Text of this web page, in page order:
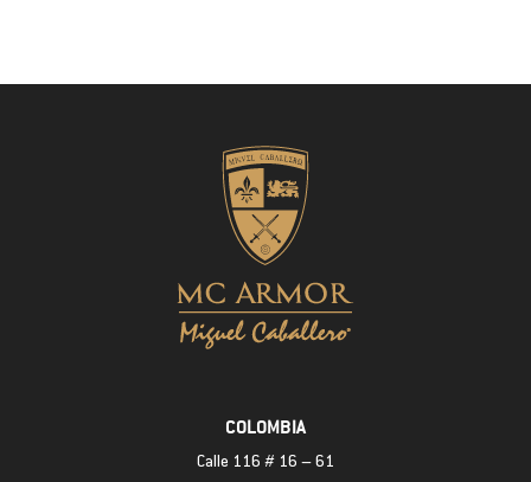
COLOMBIA
Calle 116 # 16 – 61